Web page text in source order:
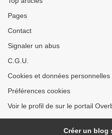
Pages
Contact
Signaler un abus
C.G.U.
Cookies et données personnelles
Préférences cookies
Voir le profil de sur le portail
Créer un blog